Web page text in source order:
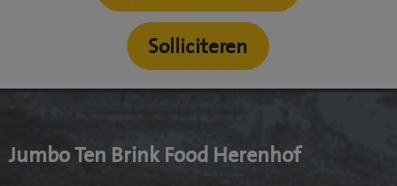
Solliciteren
Jumbo Ten Brink Food Herenhof